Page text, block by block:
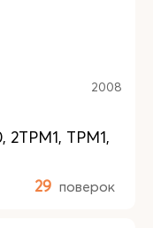
2008
2ТРМ1, ТРМ1,
29 поверок